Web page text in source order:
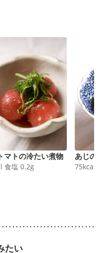
マトの冷たい煮物
食塩 0.2g
あじの
75kcal
たい